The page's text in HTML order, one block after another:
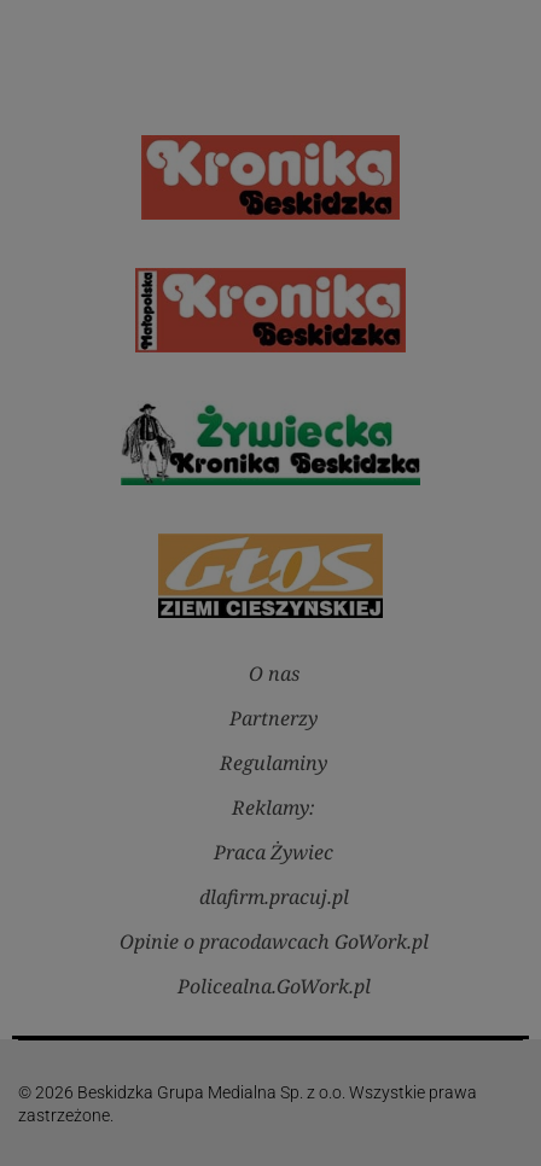
O nas
Partnerzy
Regulaminy
Reklamy:
Praca Żywiec
dlafirm.pracuj.pl
Opinie o pracodawcach GoWork.pl
Policealna.GoWork.pl
© 2026 Beskidzka Grupa Medialna Sp. z o.o. Wszystkie prawa
zastrzeżone.